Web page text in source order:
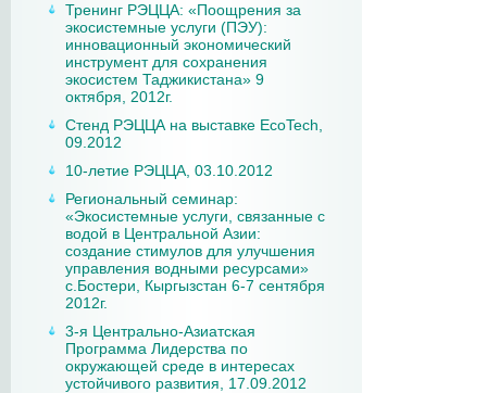
Тренинг РЭЦЦА: «Поощрения за
экосистемные услуги (ПЭУ):
инновационный экономический
инструмент для сохранения
экосистем Таджикистана» 9
октября, 2012г.
Стенд РЭЦЦА на выставке EcoTech,
09.2012
10-летие РЭЦЦА, 03.10.2012
Региональный семинар:
«Экосистемные услуги, связанные с
водой в Центральной Азии:
создание стимулов для улучшения
управления водными ресурсами»
с.Бостери, Кыргызстан 6-7 сентября
2012г.
3-я Центрально-Азиатская
Программа Лидерства по
окружающей среде в интересах
устойчивого развития, 17.09.2012